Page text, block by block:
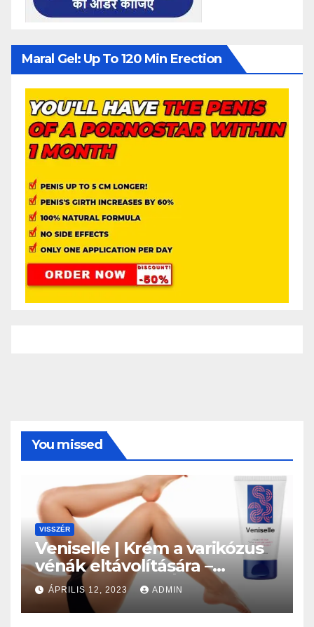
Maral Gel: Up To 120 Min Erection
You missed
VISSZÉR
Veniselle | Krém a varikózus
vénák eltávolítására –
Vélemények és Ár!
ÁPRILIS 12, 2023 ADMIN